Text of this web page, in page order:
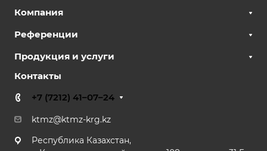
Компания
Референции
Продукция и услуги
Контакты
+7 (7212) 41–07–24
ktmz@ktmz-krg.kz
Республика Казахстан,